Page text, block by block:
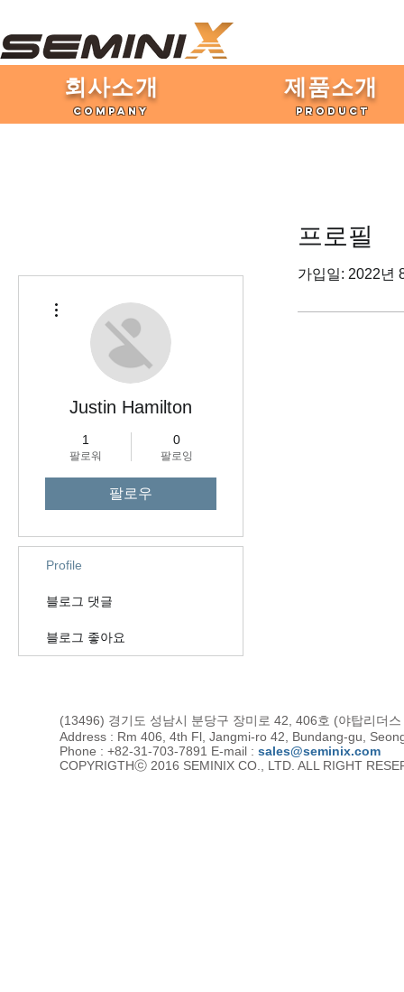
​회사소개
COMPANY
제품​소개
PRODUCT
프로필
가입일: 2022년
Justin Hamilton
1
팔로워
0
팔로잉
팔로우
Profile
블로그 댓글
블로그 좋아요
(13496) 경기도 성남시 분당구 장미로 42, 406호 (야탑리더
Address : Rm 406, 4th Fl, Jangmi-ro 42, Bundang-gu,
Phone : +82-31-703-7891 E-mail : sales@seminix.com
COPYRIGTHⓒ 2016 SEMINIX CO., LTD. ALL RIGHT